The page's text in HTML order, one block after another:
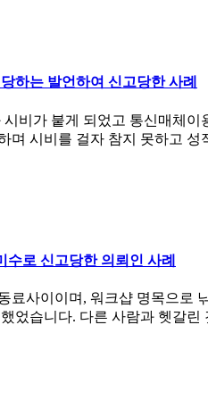
하는 발언하여 신고당한 사례
비가 붙게 되었고 통신매체
며 시비를 걸자 참지 못하고
로 신고당한 의뢰인 사례
료사이이며, 워크샵 명목으로
었습니다. 다른 사람과 헷갈